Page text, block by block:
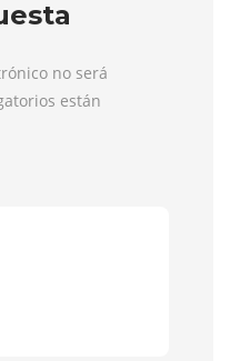
no será
están